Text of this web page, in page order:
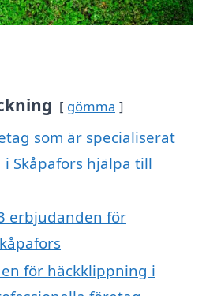
gömma
som är specialiserat
Skåpafors hjälpa till
erbjudanden för
för häckklippning i